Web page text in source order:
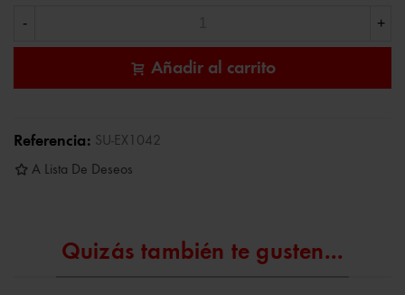
- +
Añadir al carrito
Referencia: SU-EX1042
A Lista De Deseos
Quizás también te gusten...